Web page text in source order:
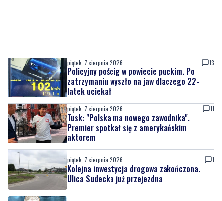
piątek, 7 sierpnia 2026 13
Policyjny pościg w powiecie puckim. Po
zatrzymaniu wyszło na jaw dlaczego 22-
latek uciekał
piątek, 7 sierpnia 2026 11
Tusk: "Polska ma nowego zawodnika".
Premier spotkał się z amerykańskim
aktorem
piątek, 7 sierpnia 2026 1
Kolejna inwestycja drogowa zakończona.
Ulica Sudecka już przejezdna